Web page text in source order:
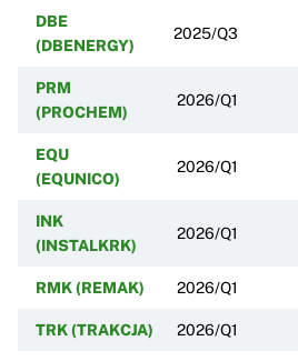
DBE
(DBENERGY)
2025/Q3
PRM
(PROCHEM)
2026/Q1
EQU
(EQUNICO)
2026/Q1
INK
(INSTALKRK)
2026/Q1
RMK (REMAK) 2026/Q1
TRK (TRAKCJA) 2026/Q1